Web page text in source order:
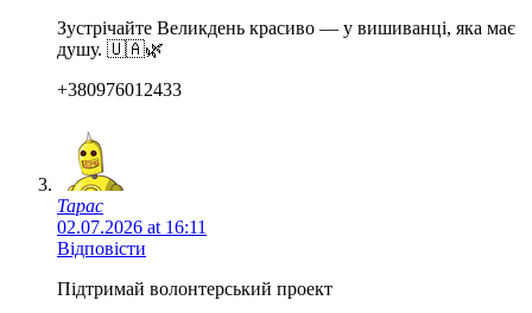
Зустрічайте Великдень красиво — у вишиванці, яка має
душу. 🇺🇦🌿
+380976012433
Тарас
02.07.2026 at 16:11
Відповісти
Підтримай волонтерський проект